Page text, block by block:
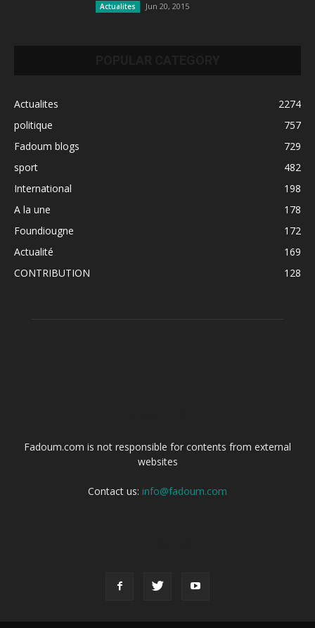
Actualites Jun 20, 2015
Actualites
2274
politique
757
Fadoum blogs
729
sport
482
International
198
A la une
178
Foundiougne
172
Actualité
169
CONTRIBUTION
128
Fadoum.com is not responsible for contents from external
websites
Contact us: info@fadoum.com